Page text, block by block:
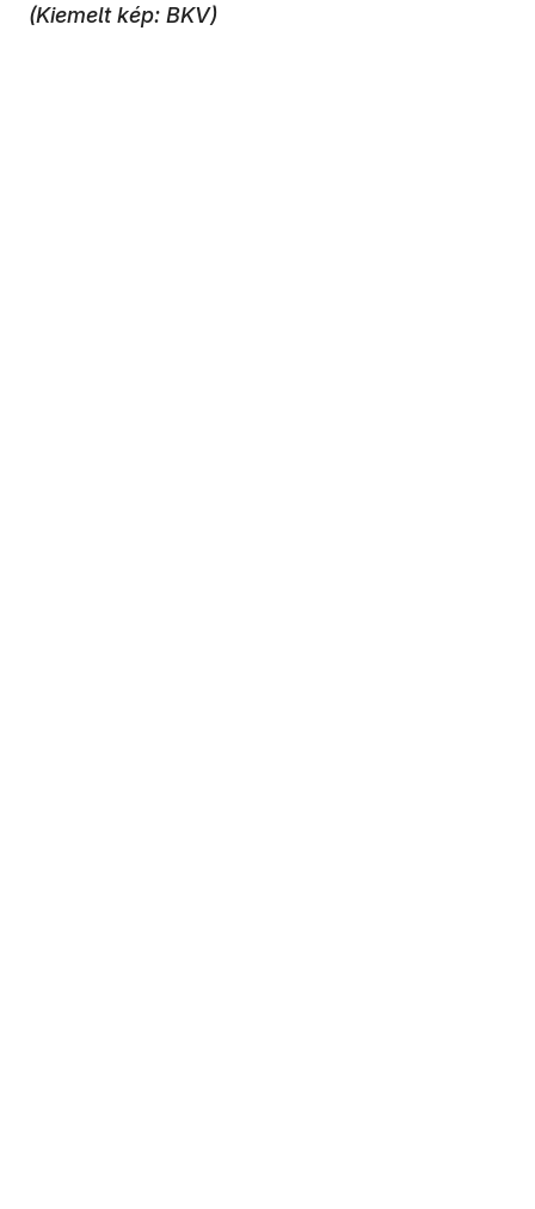
(Kiemelt kép: BKV)